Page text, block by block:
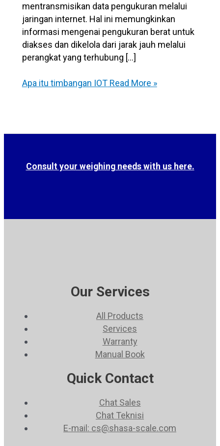
mentransmisikan data pengukuran melalui
jaringan internet. Hal ini memungkinkan
informasi mengenai pengukuran berat untuk
diakses dan dikelola dari jarak jauh melalui
perangkat yang terhubung […]
Apa itu timbangan IOTRead More »
Consult your weighing needs with us here.
Our Services
All Products
Services
Warranty
Manual Book
Quick Contact
Chat Sales
Chat Teknisi
E-mail: cs@shasa-scale.com